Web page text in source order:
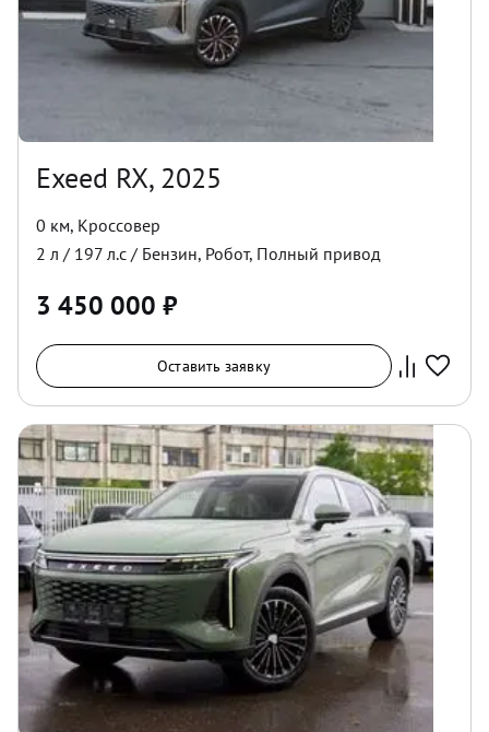
Exeed RX, 2025
0 км, Кроссовер
2 л / 197 л.с / Бензин, Робот, Полный привод
3 450 000 ₽
Оставить заявку